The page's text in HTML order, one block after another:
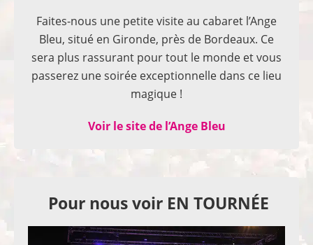
Faites-nous une petite visite au cabaret l’Ange
Bleu, situé en Gironde, près de Bordeaux. Ce
sera plus rassurant pour tout le monde et vous
passerez une soirée exceptionnelle dans ce lieu
magique !
Voir le site de l’Ange Bleu
Pour nous voir EN TOURNÉE